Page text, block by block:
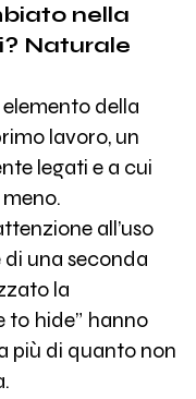
nella
Naturale
della
lavoro, un
legati e a cui
all’uso
di una seconda
la
to hide” hanno
più di quanto non